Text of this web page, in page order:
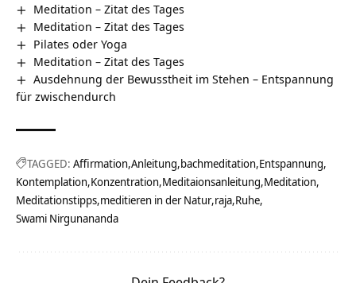
Meditation – Zitat des Tages
Meditation – Zitat des Tages
Pilates oder Yoga
Meditation – Zitat des Tages
Ausdehnung der Bewusstheit im Stehen – Entspannung
für zwischendurch
TAGGED: Affirmation Anleitung bachmeditation Entspannung
Kontemplation Konzentration Meditaionsanleitung Meditation
Meditationstipps meditieren in der Natur raja Ruhe
Swami Nirgunananda